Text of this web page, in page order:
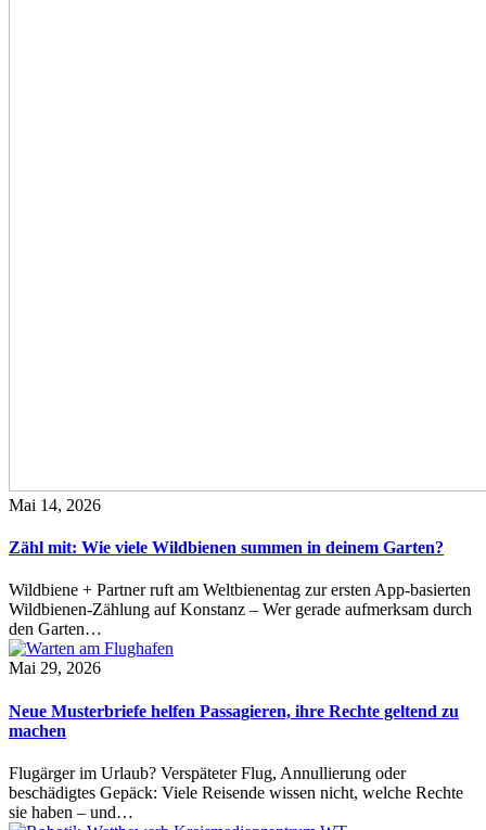
Mai 14, 2026
Zähl mit: Wie viele Wildbienen summen in deinem Garten?
Wildbiene + Partner ruft am Weltbienentag zur ersten App-basierten
Wildbienen-Zählung auf Konstanz – Wer gerade aufmerksam durch
den Garten…
Mai 29, 2026
Neue Musterbriefe helfen Passagieren, ihre Rechte geltend zu
machen
Flugärger im Urlaub? Verspäteter Flug, Annullierung oder
beschädigtes Gepäck: Viele Reisende wissen nicht, welche Rechte
sie haben – und…